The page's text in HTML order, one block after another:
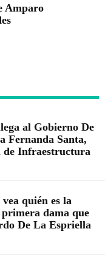
Amparo
al Gobierno De
Fernanda Santa,
de Infraestructura
quién es la
dama que
De La Espriella